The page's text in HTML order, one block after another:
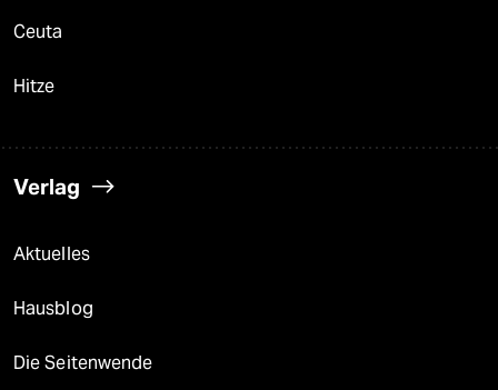
Ceuta
Hitze
Verlag
Aktuelles
Hausblog
Die Seitenwende